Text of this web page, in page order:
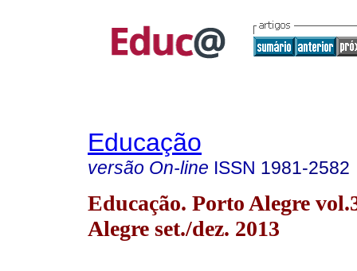
Educação
versão On-line ISSN 1981-2582
Educação. Porto Alegre
Alegre set./dez. 2013